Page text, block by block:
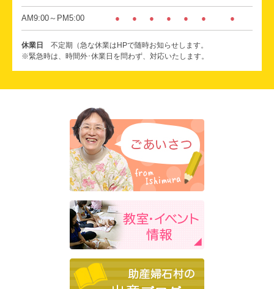
AM9:00～PM5:00 ● ● ● ● ● ● ●
休業日
不定期（急な休業はHPで随時お知らせします。
※緊急時は、時間外･休業日を問わず、対応いたします。